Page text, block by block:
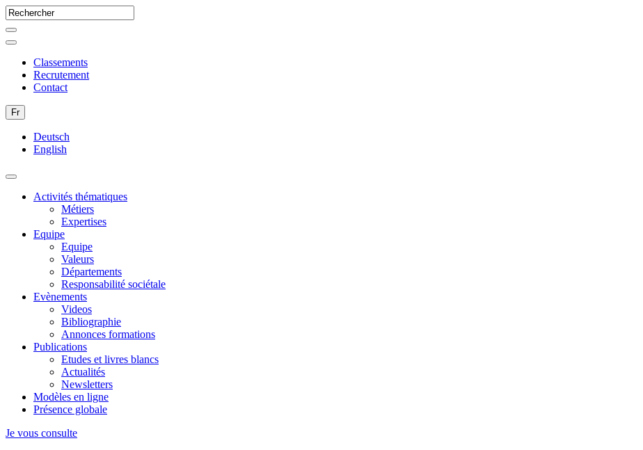
Classements
Recrutement
Contact
Fr
Deutsch
English
Activités thématiques
Métiers
Expertises
Equipe
Equipe
Valeurs
Départements
Responsabilité sociétale
Evènements
Videos
Bibliographie
Annonces formations
Publications
Etudes et livres blancs
Actualités
Newsletters
Modèles en ligne
Présence globale
Je vous consulte